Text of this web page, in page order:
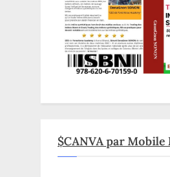
$CANVA par Mobile